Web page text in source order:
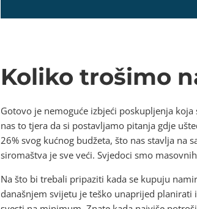
Koliko trošimo
Gotovo je nemoguće izbjeći poskupljenja
nas to tjera da si postavljamo pitanja gdje
26% svog kućnog budžeta, što nas stavlja na
siromaštva je sve veći. Svjedoci smo
Na što bi trebali pripaziti kada se kupuju
današnjem svijetu je teško unaprijed